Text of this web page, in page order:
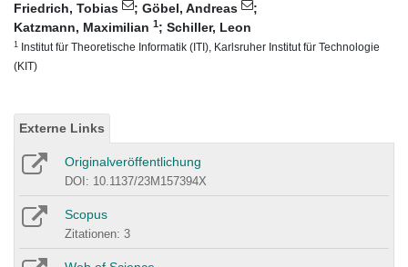
Friedrich, Tobias ; Göbel, Andreas
;
Katzmann, Maximilian 1; Schiller, Leon
1 Institut für Theoretische Informatik (ITI), Karlsruher Institut für Technologie
(KIT)
Externe Links
Originalveröffentlichung
DOI: 10.1137/23M157394X
Scopus
Zitationen: 3